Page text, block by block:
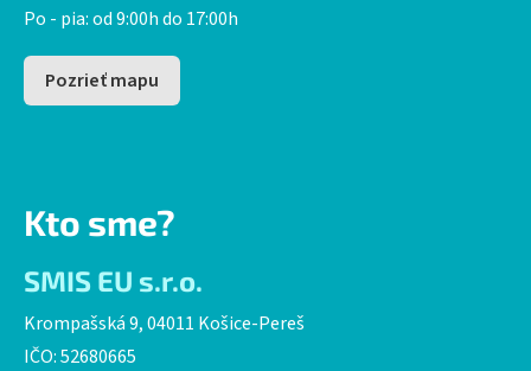
Po - pia: od 9:00h do 17:00h
Pozrieť mapu
Kto sme?
SMIS EU s.r.o.
Krompašská 9, 04011 Košice-Pereš
IČO: 52680665